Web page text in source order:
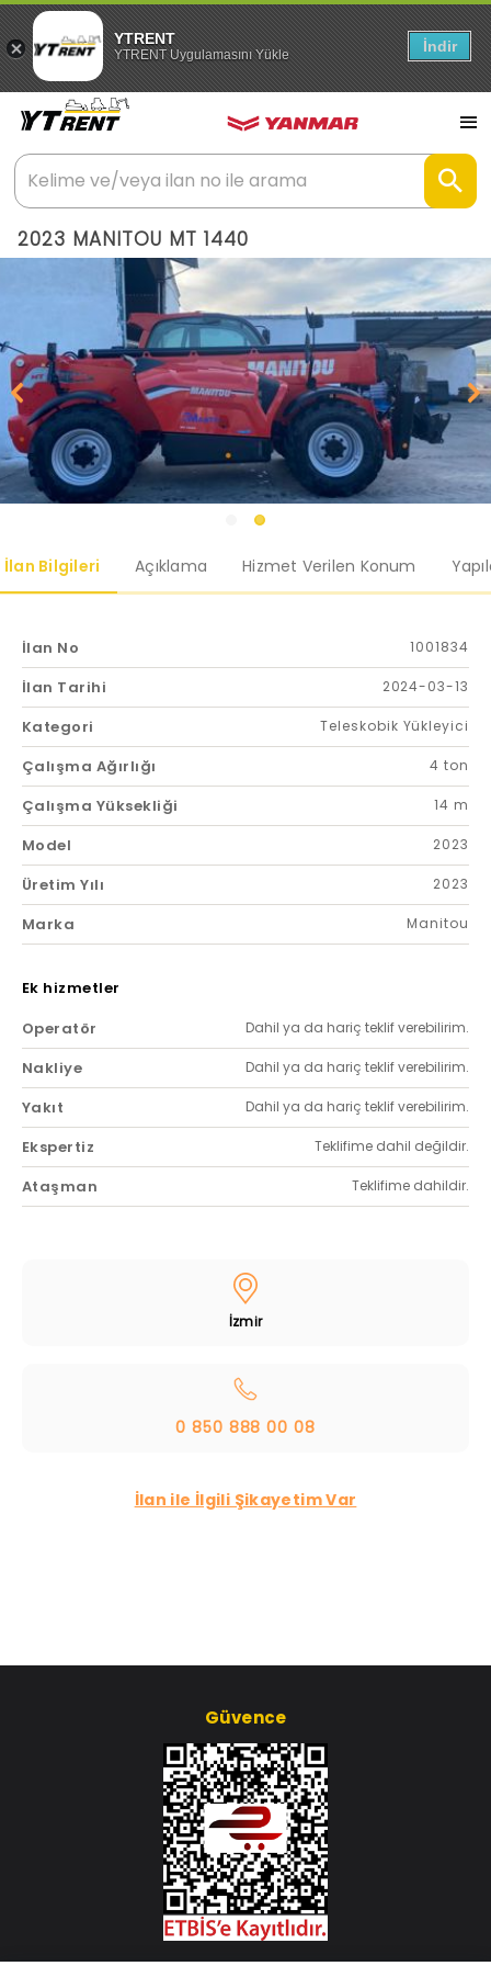
YTRENT
YTRENT Uygulamasını Yükle İndir
2023 MANITOU MT 1440
İlan Bilgileri Açıklama Hizmet Verilen Konum
İlan No 1001834
İlan Tarihi 2024-03-13
Kategori Teleskobik Yükleyici
Çalışma Ağırlığı 4 ton
Çalışma Yüksekliği 14 m
Model 2023
Üretim Yılı 2023
Marka Manitou
Ek hizmetler
Operatör
Dahil ya da hariç teklif verebilirim.
Nakliye Dahil ya da hariç teklif verebilirim.
Yakıt Dahil ya da hariç teklif verebilirim.
Ekspertiz Teklifime dahil değildir.
Ataşman Teklifime dahildir.
İzmir
0 850 888 00 08
İlan ile İlgili Şikayetim Var
Güvence